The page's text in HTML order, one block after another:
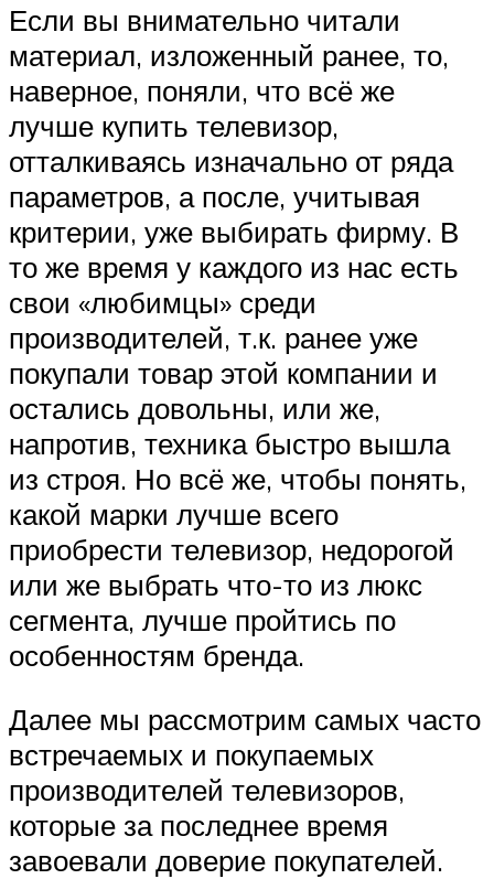
Если вы внимательно читали
материал, изложенный ранее, то,
наверное, поняли, что всё же
лучше купить телевизор,
отталкиваясь изначально от ряда
параметров, а после, учитывая
критерии, уже выбирать фирму. В
то же время у каждого из нас есть
свои «любимцы» среди
производителей, т.к. ранее уже
покупали товар этой компании и
остались довольны, или же,
напротив, техника быстро вышла
из строя. Но всё же, чтобы понять,
какой марки лучше всего
приобрести телевизор, недорогой
или же выбрать что-то из люкс
сегмента, лучше пройтись по
особенностям бренда.
Далее мы рассмотрим самых часто
встречаемых и покупаемых
производителей телевизоров,
которые за последнее время
завоевали доверие покупателей.